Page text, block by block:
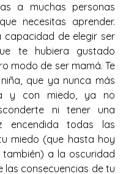
a muchas personas
necesitas aprender.
capacidad de elegir ser
te hubiera gustado
modo de ser mamá. Te
que ya nunca más
y con miedo, ya no
ni tener una
encendida todas las
miedo (que hasta hoy
a la oscuridad
las consecuencias de tu